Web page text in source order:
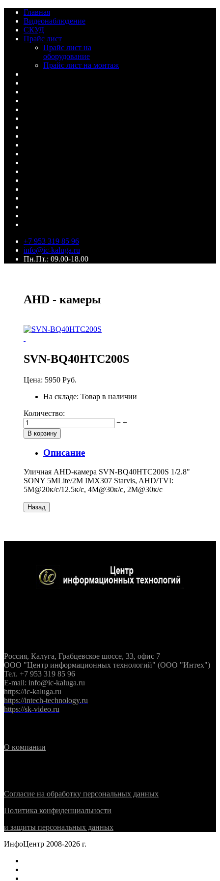
Главная
Видеонаблюдение
СКУД
Прайс лист
Прайс лист на
оборудование
Прайс лист на монтаж
+7 953 319 85 96
info@ic-kaluga.ru
Пн.Пт.: 09.00-18.00
AHD - камеры
SVN-BQ40HTC200S
Цена: 5950 Руб.
На складе: Товар в наличии
Количество:
− +
Описание
Уличная AHD-камера SVN-BQ40HTC200S 1/2.8"
SONY 5MLite/2M IMX307 Starvis, AHD/TVI:
5M@20к/с/12.5к/с, 4М@30к/с, 2M@30к/с
Россия, Калуга, Грабцевское шоссе, 33, офис 7
ООО "Центр информационных технологий" (ООО "Интех")
Тел. +7 953 319 85 96
E-mail: info@ic-kaluga.ru
https://ic-kaluga.ru
https://intech-technology.ru
https://sk-video.ru
О компании
Согласие на обработку персональных данных
Политика конфиденциальности
и защиты персональных данных
ИнфоЦентр 2008-2026 г.